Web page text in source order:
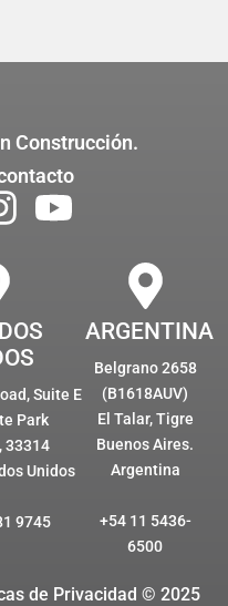
Construcción.
Suite E
Park
33314
Unidos
9745
ARGENTINA
Belgrano 2658
(B1618AUV)
El Talar, Tigre
Buenos Aires.
Argentina
+54 11 5436-
6500
de Privacidad © 2025